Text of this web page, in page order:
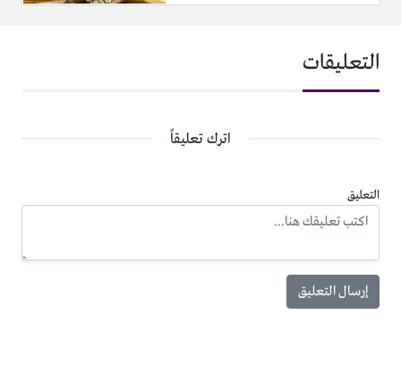
التعليقات
اترك تعليقاً
التعليق